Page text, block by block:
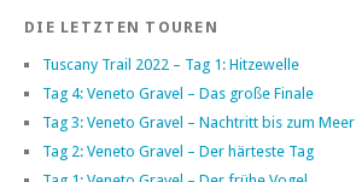
DIE LETZTEN TOUREN
Tuscany Trail 2022 – Tag 1: Hitzewelle
Tag 4: Veneto Gravel – Das große Finale
Tag 3: Veneto Gravel – Nachtritt bis zum Meer
Tag 2: Veneto Gravel – Der härteste Tag